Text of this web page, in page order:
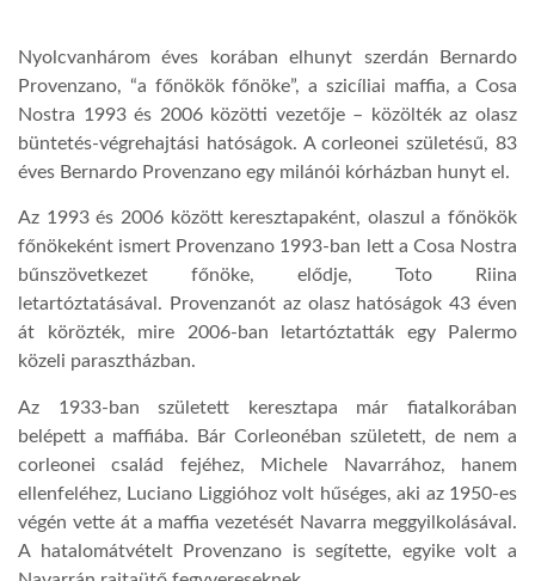
AFRIKA TUDÁSTÁR
GLOBOZSARU
DOBRAVERO.HU
LATIMO.HU
Nyolcvanhárom éves korában elhunyt szerdán Bernardo
Provenzano, “a főnökök főnöke”, a szicíliai maffia, a Cosa
Nostra 1993 és 2006 közötti vezetője – közölték az olasz
büntetés-végrehajtási hatóságok. A corleonei születésű, 83
éves Bernardo Provenzano egy milánói kórházban hunyt el.
Az 1993 és 2006 között keresztapaként, olaszul a főnökök
főnökeként ismert Provenzano 1993-ban lett a Cosa Nostra
bűnszövetkezet főnöke, elődje, Toto Riina
letartóztatásával. Provenzanót az olasz hatóságok 43 éven
át körözték, mire 2006-ban letartóztatták egy Palermo
közeli parasztházban.
Az 1933-ban született keresztapa már fiatalkorában
belépett a maffiába. Bár Corleonéban született, de nem a
corleonei család fejéhez, Michele Navarrához, hanem
ellenfeléhez, Luciano Liggióhoz volt hűséges, aki az 1950-es
végén vette át a maffia vezetését Navarra meggyilkolásával.
A hatalomátvételt Provenzano is segítette, egyike volt a